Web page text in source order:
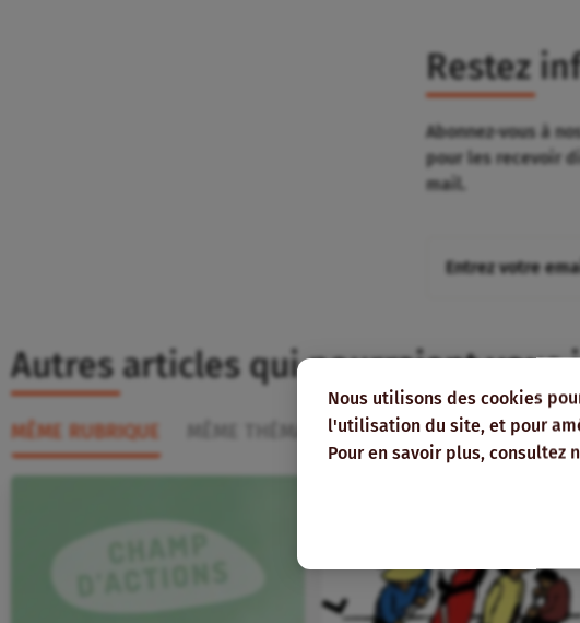
Nous utilisons des cookies
l'utilisation du site, et pour
Pour en savoir plus, consultez
Restez
Abonnez-vous à
pour les recevoir
mail.
Autres articles qui pourraient vous
MÊME RUBRIQUE MÊME THÉMATIQUE MÊME RÉGION